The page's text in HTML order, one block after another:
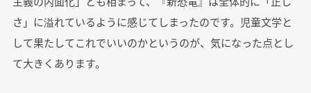
さ」に溢れているように感じてしまったのです。児童文学と
して果たしてこれでいいのかというのが、気になった点とし
て大きくあります。